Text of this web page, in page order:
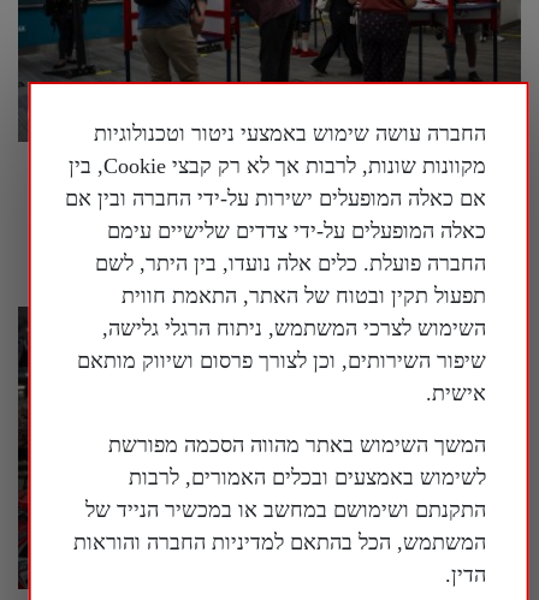
בארה"ב נחשף עוד ועוד מידע על המעורבות של
המשטר הסיני במדינה
החברה עושה שימוש באמצעי ניטור וטכנולוגיות
מקוונות שונות, לרבות אך לא רק קבצי Cookie, בין
אם כאלה המופעלים ישירות על-ידי החברה ובין אם
כאלה המופעלים על-ידי צדדים שלישיים עימם
החברה פועלת. כלים אלה נועדו, בין היתר, לשם
תפעול תקין ובטוח של האתר, התאמת חווית
השימוש לצרכי המשתמש, ניתוח הרגלי גלישה,
שיפור השירותים, וכן לצורך פרסום ושיווק מותאם
אישית.
המשך השימוש באתר מהווה הסכמה מפורשת
לשימוש באמצעים ובכלים האמורים, לרבות
התקנתם ושימושם במחשב או במכשיר הנייד של
המשתמש, הכל בהתאם למדיניות החברה והוראות
הדין.